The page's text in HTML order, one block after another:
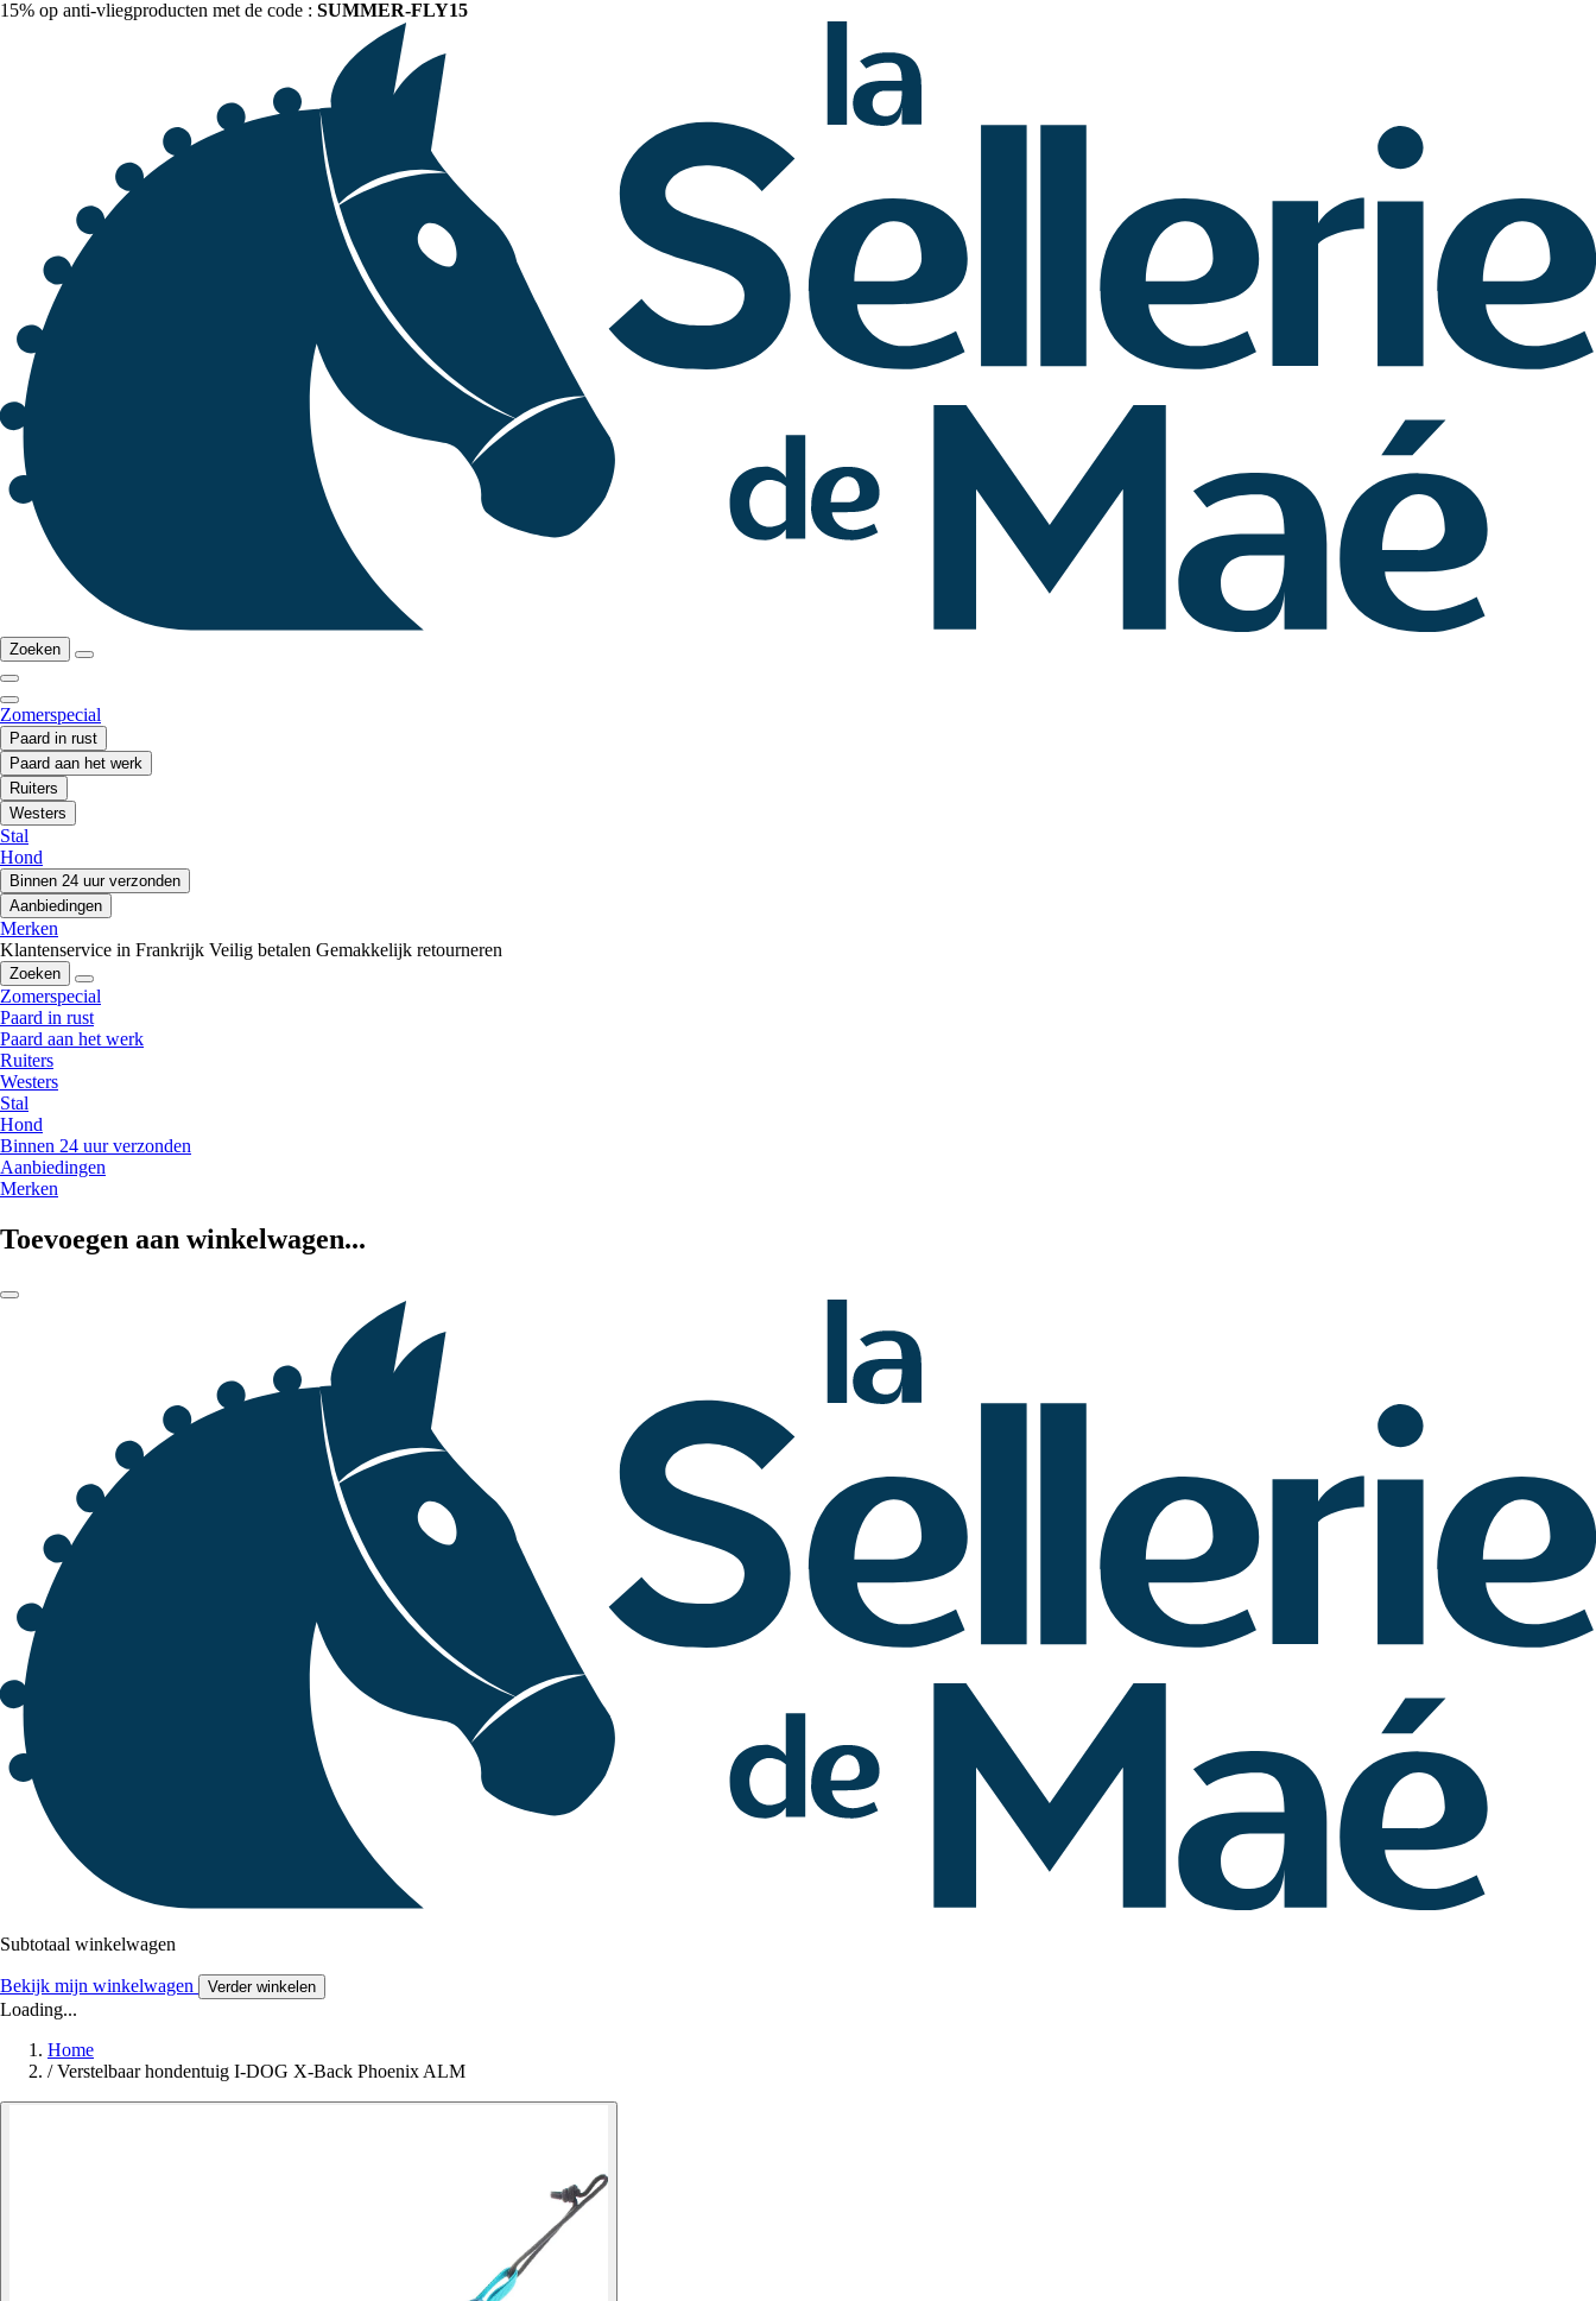
15% op anti-vliegproducten met de code : SUMMER-FLY15
Zoeken
Zomerspecial
Paard in rust
Paard aan het werk
Ruiters
Westers
Stal
Hond
Binnen 24 uur verzonden
Aanbiedingen
Merken
Klantenservice in Frankrijk Veilig betalen Gemakkelijk retourneren
Zoeken
Zomerspecial
Paard in rust
Paard aan het werk
Ruiters
Westers
Stal
Hond
Binnen 24 uur verzonden
Aanbiedingen
Merken
Toevoegen aan winkelwagen...
Subtotaal winkelwagen
Bekijk mijn winkelwagen Verder winkelen
Loading...
Home
/ Verstelbaar hondentuig I-DOG X-Back Phoenix ALM